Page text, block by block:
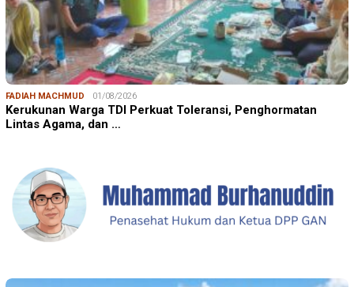
FADIAH MACHMUD 01/08/2026
Kerukunan Warga TDI Perkuat Toleransi, Penghormatan
Lintas Agama, dan …